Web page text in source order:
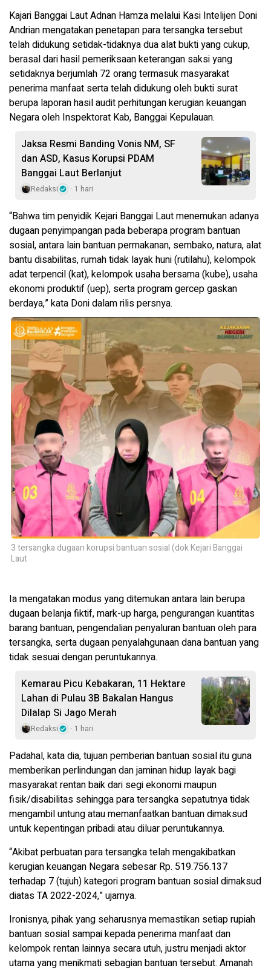
Kajari Banggai Laut Adnan Hamza melalui Kasi Intelijen Doni
Andrian mengatakan penetapan para tersangka tersebut
telah didukung setidak-tidaknya dua alat bukti yang cukup,
berasal dari hasil pemeriksaan keterangan saksi yang
setidaknya berjumlah 72 orang termasuk masyarakat
penerima manfaat serta telah didukung oleh bukti surat
berupa laporan hasil audit perhitungan kerugian keuangan
Negara oleh Inspektorat Kab, Banggai Kepulauan.
Jaksa Resmi Banding Vonis NM, SF
dan ASD, Kasus Korupsi PDAM
Banggai Laut Berlanjut
Redaksi 1 hari
“Bahwa tim penyidik Kejari Banggai Laut menemukan adanya
dugaan penyimpangan pada beberapa program bantuan
sosial, antara lain bantuan permakanan, sembako, natura, alat
bantu disabilitas, rumah tidak layak huni (rutilahu), kelompok
adat terpencil (kat), kelompok usaha bersama (kube), usaha
ekonomi produktif (uep), serta program gercep gaskan
berdaya,” kata Doni dalam rilis persnya.
3 tersangka dugaan korupsi bantuan sosial (dok Kejari Banggai
Laut
Ia mengatakan modus yang ditemukan antara lain berupa
dugaan belanja fiktif, mark-up harga, pengurangan kuantitas
barang bantuan, pengendalian penyaluran bantuan oleh para
tersangka, serta dugaan penyalahgunaan dana bantuan yang
tidak sesuai dengan peruntukannya.
Kemarau Picu Kebakaran, 11 Hektare
Lahan di Pulau 3B Bakalan Hangus
Dilalap Si Jago Merah
Redaksi 1 hari
Padahal, kata dia, tujuan pemberian bantuan sosial itu guna
memberikan perlindungan dan jaminan hidup layak bagi
masyarakat rentan baik dari segi ekonomi maupun
fisik/disabilitas sehingga para tersangka sepatutnya tidak
mengambil untung atau memanfaatkan bantuan dimaksud
untuk kepentingan pribadi atau diluar peruntukannya.
“Akibat perbuatan para tersangka telah mengakibatkan
kerugian keuangan Negara sebesar Rp. 519.756.137
terhadap 7 (tujuh) kategori program bantuan sosial dimaksud
diatas TA 2022-2024,” ujarnya.
Ironisnya, pihak yang seharusnya memastikan setiap rupiah
bantuan sosial sampai kepada penerima manfaat dan
kelompok rentan lainnya secara utuh, justru menjadi aktor
utama yang menikmati sebagian bantuan tersebut. Amanah